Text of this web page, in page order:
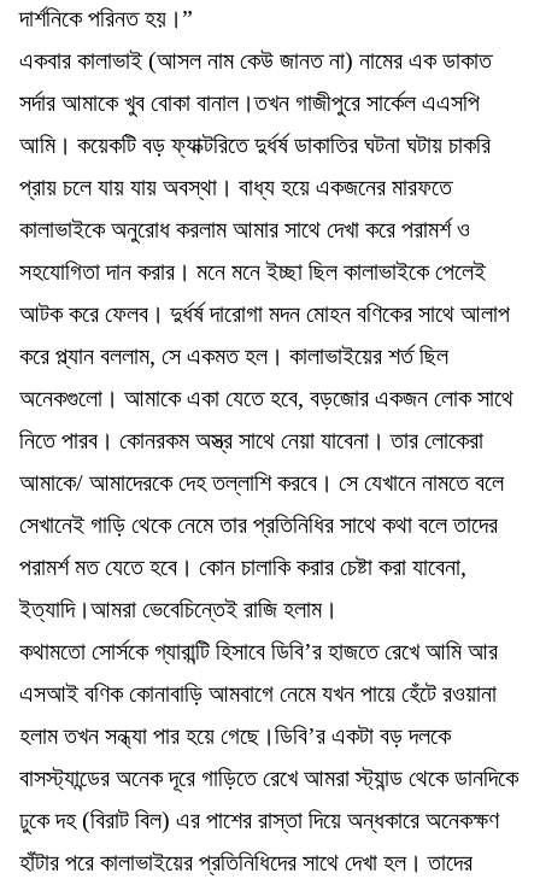
দার্শনিকে পরিনত হয়।”
একবার কালাভাই (আসল নাম কেউ জানত না) নামের এক ডাকাত
সর্দার আমাকে খুব বোকা বানাল।তখন গাজীপুরে সার্কেল এএসপি
আমি। কয়েকটি বড় ফ্যাক্টরিতে দুর্ধর্ষ ডাকাতির ঘটনা ঘটায় চাকরি
প্রায় চলে যায় যায় অবস্থা। বাধ্য হয়ে একজনের মারফতে
কালাভাইকে অনুরোধ করলাম আমার সাথে দেখা করে পরামর্শ ও
সহযোগিতা দান করার। মনে মনে ইচ্ছা ছিল কালাভাইকে পেলেই
আটক করে ফেলব। দুর্ধর্ষ দারোগা মদন মোহন বণিকের সাথে আলাপ
করে প্ল্যান বললাম, সে একমত হল। কালাভাইয়ের শর্ত ছিল
অনেকগুলো। আমাকে একা যেতে হবে, বড়জোর একজন লোক সাথে
নিতে পারব। কোনরকম অস্ত্র সাথে নেয়া যাবেনা। তার লোকেরা
আমাকে/ আমাদেরকে দেহ তল্লাশি করবে। সে যেখানে নামতে বলে
সেখানেই গাড়ি থেকে নেমে তার প্রতিনিধির সাথে কথা বলে তাদের
পরামর্শ মত যেতে হবে। কোন চালাকি করার চেষ্টা করা যাবেনা,
ইত্যাদি।আমরা ভেবেচিন্তেই রাজি হলাম।
কথামতো সোর্সকে গ্যারান্টি হিসাবে ডিবি’র হাজতে রেখে আমি আর
এসআই বণিক কোনাবাড়ি আমবাগে নেমে যখন পায়ে হেঁটে রওয়ানা
হলাম তখন সন্ধ্যা পার হয়ে গেছে।ডিবি’র একটা বড় দলকে
বাসস্ট্যান্ডের অনেক দূরে গাড়িতে রেখে আমরা স্ট্যান্ড থেকে ডানদিকে
ঢুকে দহ (বিরাট বিল) এর পাশের রাস্তা দিয়ে অন্ধকারে অনেকক্ষণ
হাঁটার পরে কালাভাইয়ের প্রতিনিধিদের সাথে দেখা হল। তাদের